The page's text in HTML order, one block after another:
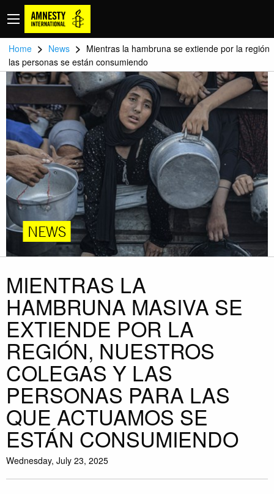
Home > News > Mientras la hambruna se extiende por la región
las personas se están consumiendo
NEWS
MIENTRAS LA
HAMBRUNA MASIVA SE
EXTIENDE POR LA
REGIÓN, NUESTROS
COLEGAS Y LAS
PERSONAS PARA LAS
QUE ACTUAMOS SE
ESTÁN CONSUMIENDO
Wednesday, July 23, 2025